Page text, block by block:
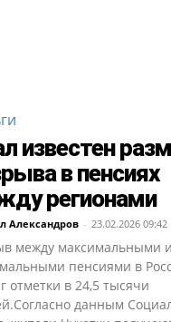
известен
в пенсиях
регионами
Александров - 23.02.2026 09:42
между максимальными и
пенсиями в
отметки в 24,5 тысячи
данным